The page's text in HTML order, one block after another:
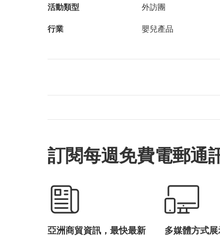
活動類型 外訪團
行業 嬰兒產品
訂閱每週免費電郵通
亞洲商貿資訊，最快最新 多媒體方式